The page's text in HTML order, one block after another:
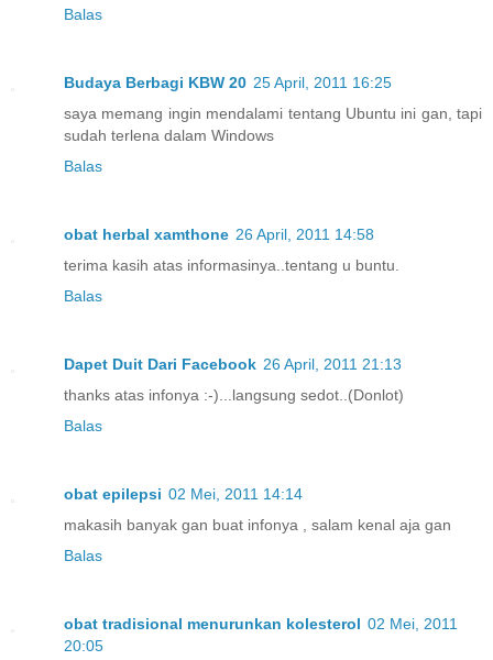
Balas
Budaya Berbagi KBW 20 25 April, 2011 16:25
saya memang ingin mendalami tentang Ubuntu ini gan, tapi
sudah terlena dalam Windows
Balas
obat herbal xamthone 26 April, 2011 14:58
terima kasih atas informasinya..tentang u buntu.
Balas
Dapet Duit Dari Facebook 26 April, 2011 21:13
thanks atas infonya :-)...langsung sedot..(Donlot)
Balas
obat epilepsi 02 Mei, 2011 14:14
makasih banyak gan buat infonya , salam kenal aja gan
Balas
obat tradisional menurunkan kolesterol 02 Mei, 2011
20:05